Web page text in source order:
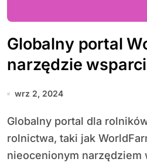
Globalny portal
narzędzie
i
wrz 2, 2024
Globalny portal dla rolników i miłośników
rolnictwa, taki jak
nieocenionym narzędziem